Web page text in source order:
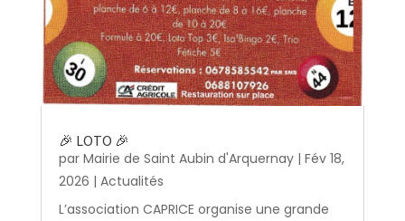
🎉 LOTO 🎉
par Mairie de Saint Aubin d'Arquernay| Fév 18,
2026 | Actualités
L’association CAPRICE organise une grande